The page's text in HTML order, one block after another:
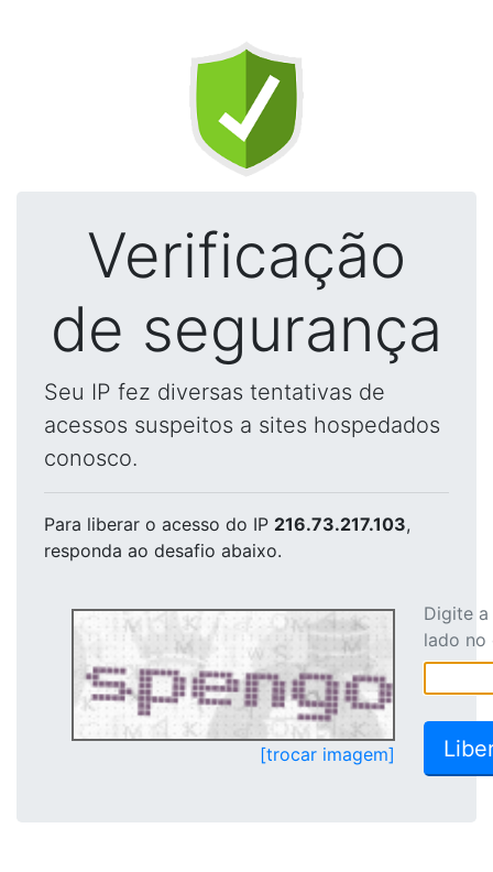
Verificação
de segurança
Seu IP fez diversas tentativas de
acessos suspeitos a sites hospedados
conosco.
Para liberar o acesso do IP 216.73.217.103,
responda ao desafio abaixo.
[trocar imagem]
Digite
lado no